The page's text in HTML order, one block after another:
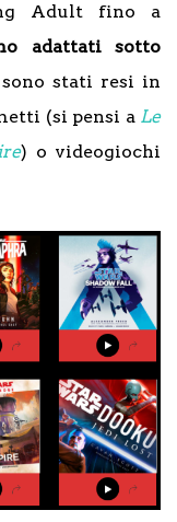
Adult fino a
adattati sotto
sono stati resi in
(si pensi a Le
) o videogiochi